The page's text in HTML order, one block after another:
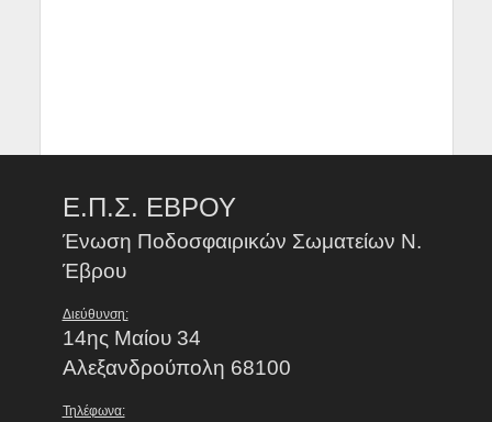
Ε.Π.Σ. ΕΒΡΟΥ
Ένωση Ποδοσφαιρικών Σωματείων Ν.
Έβρου
Διεύθυνση:
14ης Μαίου 34
Αλεξανδρούπολη 68100
Τηλέφωνα: